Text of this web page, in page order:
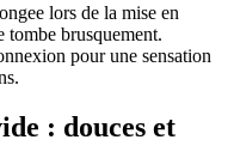
lors de la mise en
tombe brusquement.
pour une sensation
: douces et